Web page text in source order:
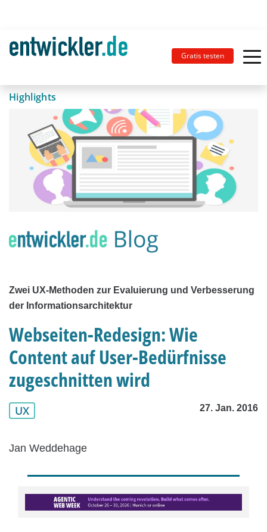
Gratis testen
Highlights
Zwei UX-Methoden zur Evaluierung und Verbesserung
der Informationsarchitektur
Webseiten-Redesign: Wie
Content auf User-Bedürfnisse
zugeschnitten wird
UX 27. Jan. 2016
Jan Weddehage